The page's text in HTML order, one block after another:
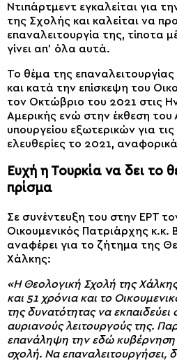
Ντιπάρτμεντ εγκαλείται για
της Σχολής και καλείται να
επαναλειτουργία της, τίποτα
γίνει απ’ όλα αυτά.
Το θέμα της επαναλειτουργίας
και κατά την επίσκεψη του
τον Οκτώβριο του 2021 στις
Αμερικής ενώ στην έκθεση του
υπουργείου εξωτερικών για
ελευθερίες το 2021,
Ευχή η Τουρκία να δει το
πρίσμα
Σε συνέντευξη του στην ΕΡΤ
Οικουμενικός Πατριάρχης κ.κ.
αναφέρει για το ζήτημα της
Χάλκης:
«Η Θεολογική Σχολή της
και 51 χρόνια και το
της δυνατότητας να εκπαιδεύει
αυριανούς λειτουργούς της.
επανάληψη την εδώ κυβέρνηση
σχολή. Να επαναλειτουργήσει,